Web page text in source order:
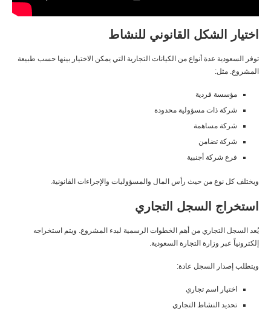
اختيار الشكل القانوني للنشاط
توفر السعودية عدة أنواع من الكيانات التجارية التي يمكن الاختيار بينها حسب طبيعة
المشروع. مثل:
مؤسسة فردية
شركة ذات مسؤولية محدودة
شركة مساهمة
شركة تضامن
فرع شركة أجنبية
ويختلف كل نوع من حيث رأس المال والمسؤوليات والإجراءات القانونية.
استخراج السجل التجاري
يُعد السجل التجاري من أهم الخطوات الرسمية لبدء المشروع. ويتم استخراجه
إلكترونياً عبر وزارة التجارة السعودية.
ويتطلب إصدار السجل عادة:
اختيار اسم تجاري
تحديد النشاط التجاري